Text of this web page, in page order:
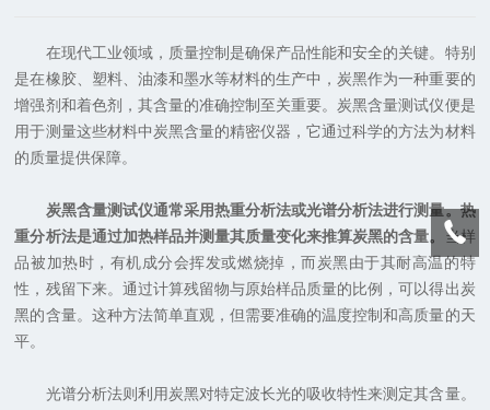
在现代工业领域，质量控制是确保产品性能和安全的关键。特别
是在橡胶、塑料、油漆和墨水等材料的生产中，炭黑作为一种重要的
增强剂和着色剂，其含量的准确控制至关重要。炭黑含量测试仪便是
用于测量这些材料中炭黑含量的精密仪器，它通过科学的方法为材料
的质量提供保障。
炭黑含量测试仪通常采用热重分析法或光谱分析法进行测量。热
重分析法是通过加热样品并测量其质量变化来推算炭黑的含量。 当样
品被加热时，有机成分会挥发或燃烧掉，而炭黑由于其耐高温的特
性，残留下来。通过计算残留物与原始样品质量的比例，可以得出炭
黑的含量。这种方法简单直观，但需要准确的温度控制和高质量的天
平。
光谱分析法则利用炭黑对特定波长光的吸收特性来测定其含量。